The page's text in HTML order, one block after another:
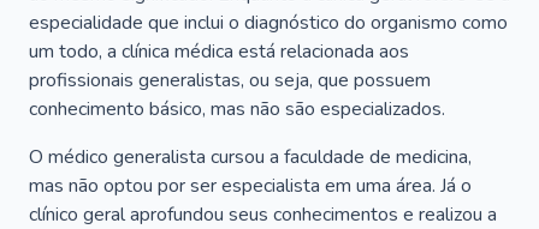
especialidade que inclui o diagnóstico do organismo como
um todo, a clínica médica está relacionada aos
profissionais generalistas, ou seja, que possuem
conhecimento básico, mas não são especializados.
O médico generalista cursou a faculdade de medicina,
mas não optou por ser especialista em uma área. Já o
clínico geral aprofundou seus conhecimentos e realizou a